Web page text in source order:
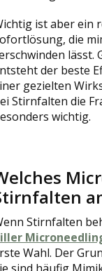
ist aber ein
die
lässt.
der beste
gezielten
Stirnfalten die
wichtig.
Stirnfalten
Wahl. Der